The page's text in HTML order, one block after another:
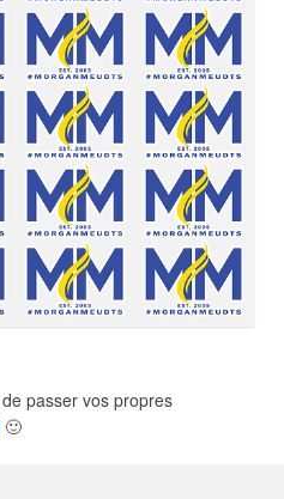
passer vos propres
🙂